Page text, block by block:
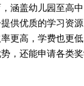
盖幼儿园至高
供优质的学习资
更高，学费也更
，还能申请各类